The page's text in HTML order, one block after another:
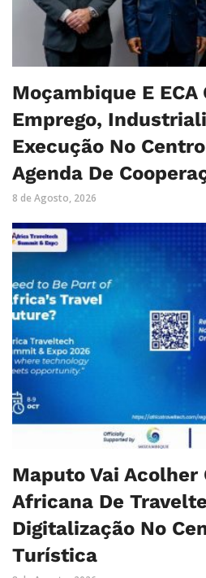
Moçambique E ECA
Emprego,
Execução No
Agenda De
8 de Agosto, 2026
Maputo Vai Acolher
Africana De
Digitalização No
Turística